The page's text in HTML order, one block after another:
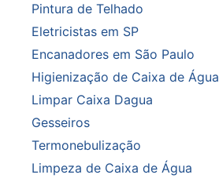
Pintura de Telhado
Eletricistas em SP
Encanadores em São Paulo
Higienização de Caixa de Água
Limpar Caixa Dagua
Gesseiros
Termonebulização
Limpeza de Caixa de Água